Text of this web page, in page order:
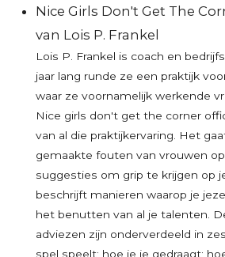
Nice Girls Don't Get The
van Lois P. Frankel
Lois P. Frankel is coach en
jaar lang runde ze een praktijk
waar ze voornamelijk werkende
Nice girls don't get the corner
van al die praktijkervaring. Het
gemaakte fouten van vrouwen
suggesties om grip te krijgen op
beschrijft manieren waarop je
het benutten van al je talenten.
adviezen zijn onderverdeeld in
spel speelt; hoe je je gedraagt;